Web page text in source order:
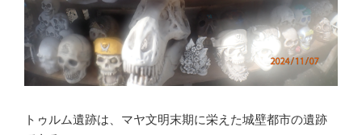
トゥルム遺跡は、マヤ文明末期に栄えた城壁都市の遺跡